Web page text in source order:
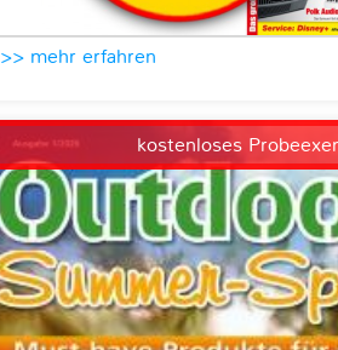
>> mehr erfahren
kostenloses